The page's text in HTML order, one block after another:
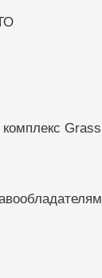
Grass